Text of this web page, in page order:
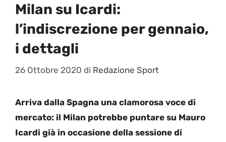
Milan su Icardi:
l’indiscrezione per gennaio,
i dettagli
26 Ottobre 2020 di Redazione Sport
Arriva dalla Spagna una clamorosa voce di
mercato: il Milan potrebbe puntare su Mauro
Icardi già in occasione della sessione di